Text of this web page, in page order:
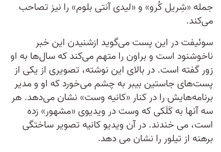
جمله «شِریل کُرو» و «لیدی آنتی بلوم» را نیز تصاحب
می‌کند.
سوئیفت در این پست می‌گوید ازشنیدن این خبر
ناخوشنود است و براون را متهم می‌کند که سال‌ها به او
زور گفته است. در بالای این نوشته، تصویری از یکی از
پست‌های جاستین بیبر به چشم می‌خورد که او و مدیر
برنامه‌هایش را در کنار «کانیه وست» نشان می‌دهد. هر
سه آنها به کَلَکی که وست در ویدیوی «مشهور» زده
است، می خندند. در آن ویدیو کانیه تصویر ساختگی
برهنه از تیلور را نشان می دهد.